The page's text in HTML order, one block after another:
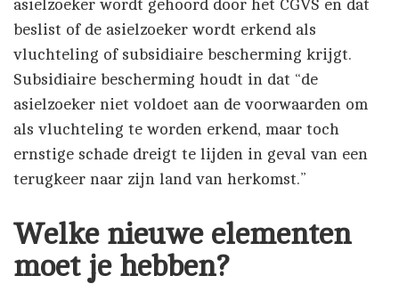
asielzoeker wordt gehoord door het CGVS en dat
beslist of de asielzoeker wordt erkend als
vluchteling of subsidiaire bescherming krijgt.
Subsidiaire bescherming houdt in dat “de
asielzoeker niet voldoet aan de voorwaarden om
als vluchteling te worden erkend, maar toch
ernstige schade dreigt te lijden in geval van een
terugkeer naar zijn land van herkomst.”
Welke nieuwe elementen
moet je hebben?